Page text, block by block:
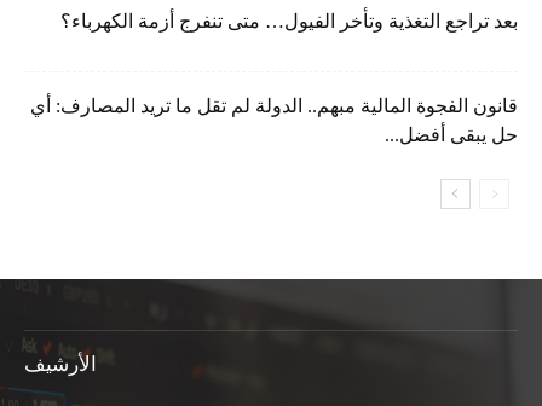
بعد تراجع التغذية وتأخر الفيول… متى تنفرج أزمة الكهرباء؟
قانون الفجوة المالية مبهم.. الدولة لم تقل ما تريد المصارف: أي
حل يبقى أفضل...
الأرشيف